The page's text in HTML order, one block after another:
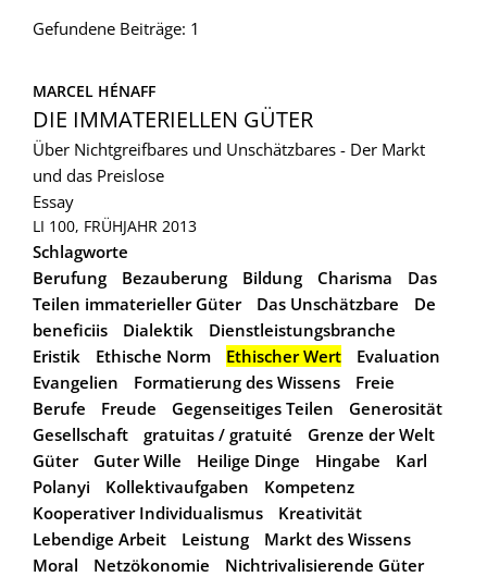
Gefundene Beiträge: 1
MARCEL HÉNAFF
DIE IMMATERIELLEN GÜTER
Über Nichtgreifbares und Unschätzbares - Der Markt
und das Preislose
Essay
LI 100, FRÜHJAHR 2013
Schlagworte
Berufung
Bezauberung Bildung Charisma
Das
Teilen immaterieller Güter
Das Unschätzbare
De
beneficiis
Dialektik
Dienstleistungsbranche
Eristik
Ethische Norm Ethischer Wert
Evaluation
Evangelien
Formatierung des Wissens
Freie
Berufe
Freude Gegenseitiges Teilen
Generosität
Gesellschaft
gratuitas / gratuité
Grenze der Welt
Güter
Guter Wille Heilige Dinge Hingabe
Karl
Polanyi
Kollektivaufgaben
Kompetenz
Kooperativer Individualismus
Kreativität
Lebendige Arbeit
Leistung
Markt des Wissens
Moral
Netzökonomie
Nichtrivalisierende Güter